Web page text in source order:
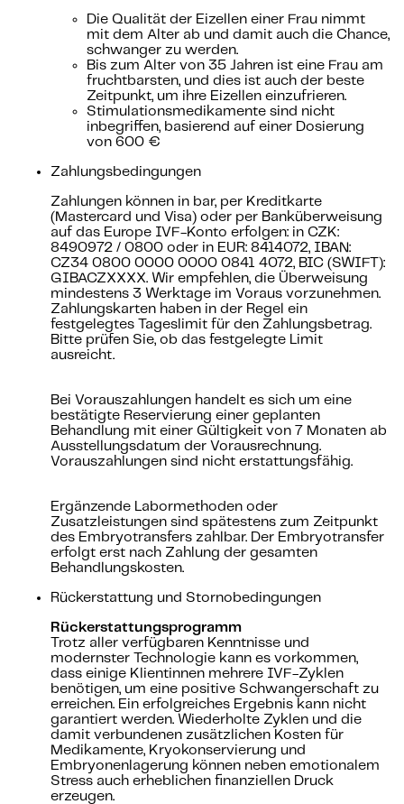
Die Qualität der Eizellen einer Frau nimmt
mit dem Alter ab und damit auch die Chance,
schwanger zu werden.
Bis zum Alter von 35 Jahren ist eine Frau am
fruchtbarsten, und dies ist auch der beste
Zeitpunkt, um ihre Eizellen einzufrieren.
Stimulationsmedikamente sind nicht
inbegriffen, basierend auf einer Dosierung
von 600 €
Zahlungsbedingungen
Zahlungen können in bar, per Kreditkarte
(Mastercard und Visa) oder per Banküberweisung
auf das Europe IVF-Konto erfolgen: in CZK:
8490972 / 0800 oder in EUR: 8414072, IBAN:
CZ34 0800 0000 0000 0841 4072, BIC (SWIFT):
GIBACZXXXX. Wir empfehlen, die Überweisung
mindestens 3 Werktage im Voraus vorzunehmen.
Zahlungskarten haben in der Regel ein
festgelegtes Tageslimit für den Zahlungsbetrag.
Bitte prüfen Sie, ob das festgelegte Limit
ausreicht.
Bei Vorauszahlungen handelt es sich um eine
bestätigte Reservierung einer geplanten
Behandlung mit einer Gültigkeit von 7 Monaten ab
Ausstellungsdatum der Vorausrechnung.
Vorauszahlungen sind nicht erstattungsfähig.
Ergänzende Labormethoden oder
Zusatzleistungen sind spätestens zum Zeitpunkt
des Embryotransfers zahlbar. Der Embryotransfer
erfolgt erst nach Zahlung der gesamten
Behandlungskosten.
Rückerstattung und Stornobedingungen
Rückerstattungsprogramm
Trotz aller verfügbaren Kenntnisse und
modernster Technologie kann es vorkommen,
dass einige Klientinnen mehrere IVF-Zyklen
benötigen, um eine positive Schwangerschaft zu
erreichen. Ein erfolgreiches Ergebnis kann nicht
garantiert werden. Wiederholte Zyklen und die
damit verbundenen zusätzlichen Kosten für
Medikamente, Kryokonservierung und
Embryonenlagerung können neben emotionalem
Stress auch erheblichen finanziellen Druck
erzeugen.